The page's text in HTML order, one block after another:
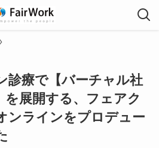
診療で【バーチャル社
を展開する、フェアク
ンラインをプロデュー